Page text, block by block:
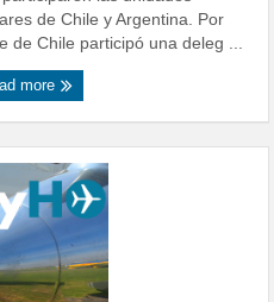
de Chile y Argentina. Por
de Chile participó una deleg ...
more